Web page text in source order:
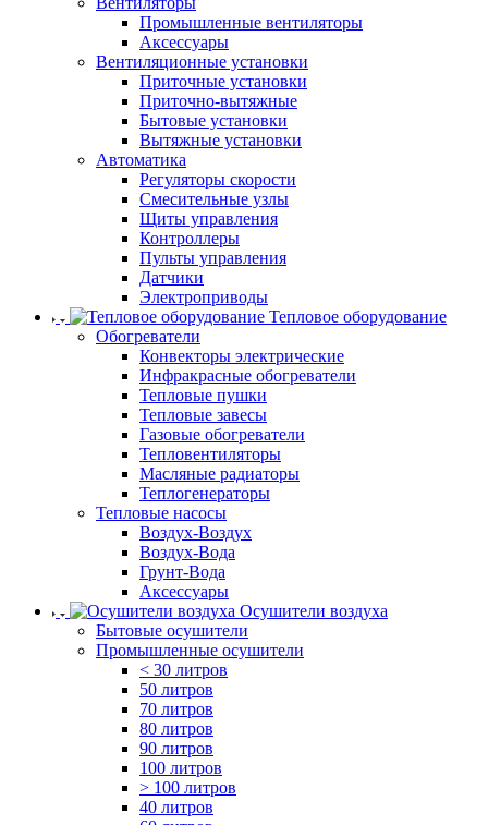
Промышленные вентиляторы
Аксессуары
Вентиляционные установки
Приточные установки
Приточно-вытяжные
Бытовые установки
Вытяжные установки
Автоматика
Регуляторы скорости
Смесительные узлы
Щиты управления
Контроллеры
Пульты управления
Датчики
Электроприводы
Тепловое оборудование
Обогреватели
Конвекторы электрические
Инфракрасные обогреватели
Тепловые пушки
Тепловые завесы
Газовые обогреватели
Тепловентиляторы
Масляные радиаторы
Теплогенераторы
Тепловые насосы
Воздух-Воздух
Воздух-Вода
Грунт-Вода
Аксессуары
Осушители воздуха
Бытовые осушители
Промышленные осушители
< 30 литров
50 литров
70 литров
80 литров
90 литров
100 литров
> 100 литров
40 литров